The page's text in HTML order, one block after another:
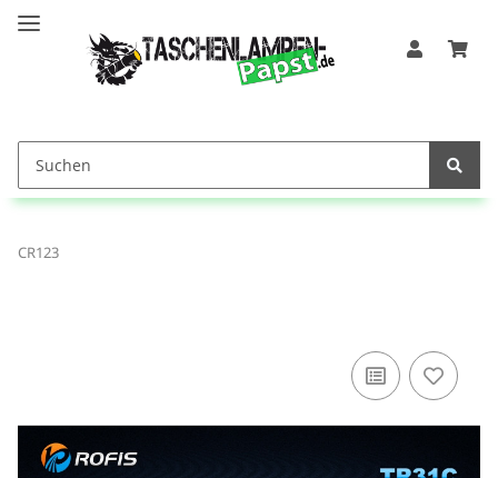
CR123